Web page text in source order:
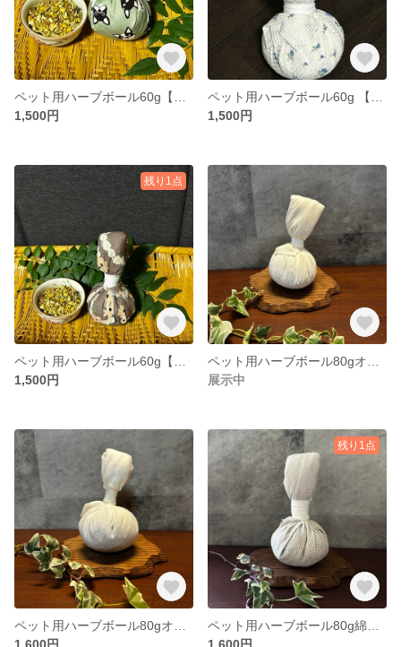
1,500円
1,500円
残り1点
1,500円
展示中
1,600円
残り1点
1,600円